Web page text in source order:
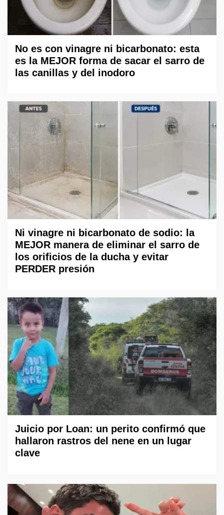
No es con vinagre ni bicarbonato: esta
es la MEJOR forma de sacar el sarro de
las canillas y del inodoro
Ni vinagre ni bicarbonato de sodio: la
MEJOR manera de eliminar el sarro de
los orificios de la ducha y evitar
PERDER presión
Juicio por Loan: un perito confirmó que
hallaron rastros del nene en un lugar
clave